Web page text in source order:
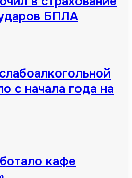
БПЛА
с начала года на
кафе